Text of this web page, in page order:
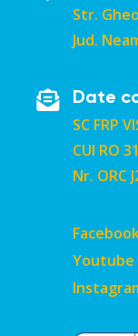
Str.
Jud.
Date
SC FRP
CUI RO
Nr. ORC
Youtube